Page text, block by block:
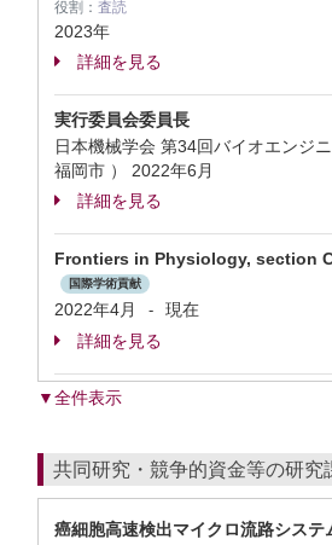
役割： 査読
2023年
詳細を見る
実行委員会委員長
日本機械学会 第34回バイオエンジ
福岡市 ） 2022年6月
詳細を見る
Frontiers in Physiology, section
国際学術貢献
2022年4月 -
現在
詳細を見る
▼全件表示
共同研究・競争的資金等の研究
癌細胞高速検出マイクロ流路シス